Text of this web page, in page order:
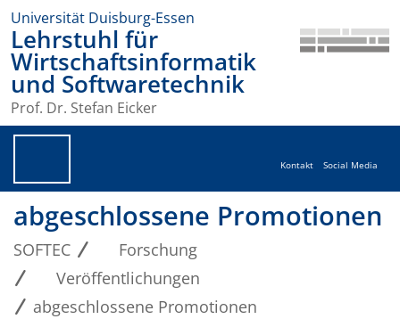
Universität Duisburg-Essen
Lehrstuhl für
Wirtschaftsinformatik
und Softwaretechnik
Prof. Dr. Stefan Eicker
Kontakt Social Media
abgeschlossene Promotionen
SOFTEC
Forschung
Veröffentlichungen
abgeschlossene Promotionen